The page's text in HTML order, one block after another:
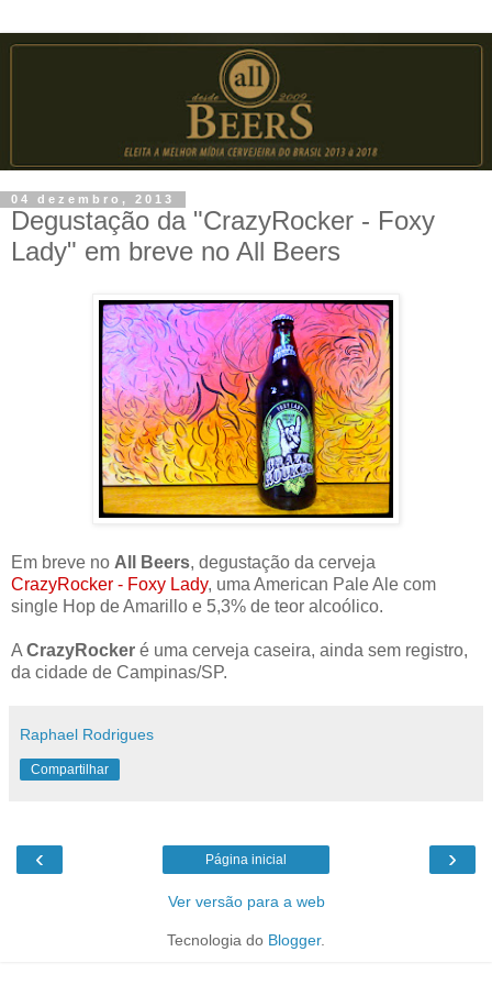
04 dezembro, 2013
Degustação da "CrazyRocker - Foxy
Lady" em breve no All Beers
Em breve no All Beers, degustação da cerveja
CrazyRocker - Foxy Lady, uma American Pale Ale com
single Hop de Amarillo e 5,3% de teor alcoólico.
A CrazyRocker é uma cerveja caseira, ainda sem registro,
da cidade de Campinas/SP.
Raphael Rodrigues
Compartilhar
‹ ›
Página inicial
Ver versão para a web
Tecnologia do Blogger.